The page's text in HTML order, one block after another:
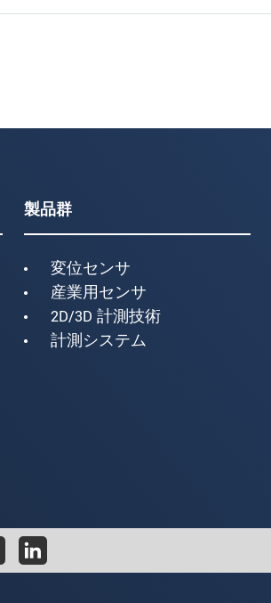
製品群
変位センサ
産業用センサ
2D/3D 計測技術
計測システム